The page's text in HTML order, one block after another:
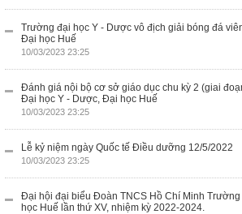
Trường đại học Y - Dược vô địch giải bóng đá
Đại học Huế
10/03/2023 23:25
Đánh giá nội bộ cơ sở giáo dục chu kỳ 2 (giai
Đại học Y - Dược, Đại học Huế
10/03/2023 23:25
Lễ kỷ niệm ngày Quốc tế Điều dưỡng 12/5/2022
10/03/2023 23:25
Đại hội đại biểu Đoàn TNCS Hồ Chí Minh
học Huế lần thứ XV, nhiệm kỳ 2022-2024.